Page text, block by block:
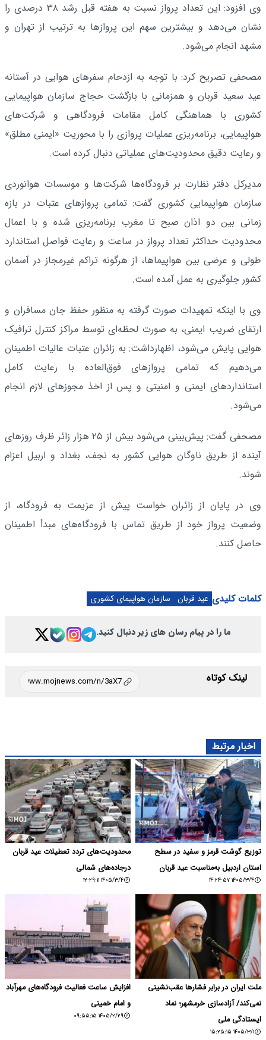
وی افزود: این تعداد پرواز نسبت به هفته قبل رشد ۳۸ درصدی را
نشان می‌دهد و بیشترین سهم این پروازها به ترتیب از تهران و
مشهد انجام می‌شود.
مصحفی تصریح کرد: با توجه به ازدحام سفرهای هوایی در آستانه
عید سعید قربان و همزمانی با بازگشت حجاج سازمان هواپیمایی
کشوری با هماهنگی کامل مقامات فرودگاهی و شرکت‌های
هواپیمایی، برنامه‌ریزی عملیات پروازی را با محوریت «ایمنی مطلق»
و رعایت دقیق محدودیت‌های عملیاتی دنبال کرده است.
مدیرکل دفتر نظارت بر فرودگاه‌ها شرکت‌ها و موسسات هوانوردی
سازمان هواپیمایی کشوری گفت: تمامی پروازهای عتبات در بازه
زمانی بین دو اذان صبح تا مغرب برنامه‌ریزی شده و با اعمال
محدودیت حداکثر تعداد پرواز در ساعت و رعایت فواصل استاندارد
طولی و عرضی بین هواپیماها، از هرگونه تراکم غیرمجاز در آسمان
کشور جلوگیری به عمل آمده است.
وی با اینکه تمهیدات صورت گرفته به منظور حفظ جان مسافران و
ارتقای ضریب ایمنی، به صورت لحظه‌ای توسط مراکز کنترل ترافیک
هوایی پایش می‌شود، اظهارداشت: به زائران عتبات عالیات اطمینان
می‌دهیم که تمامی پروازهای فوق‌العاده با رعایت کامل
استانداردهای ایمنی و امنیتی و پس از اخذ مجوزهای لازم انجام
می‌شود.
مصحفی گفت: پیش‌بینی می‌شود بیش از ۲۵ هزار زائر ظرف روزهای
آینده از طریق ناوگان هوایی کشور به نجف، بغداد و اربیل اعزام
شوند.
وی در پایان از زائران خواست پیش از عزیمت به فرودگاه، از
وضعیت پرواز خود از طریق تماس با فرودگاه‌های مبدأ اطمینان
حاصل کنند.
کلمات کلیدی عید قربان سازمان هواپیمای کشوری
ما را در پیام رسان های زیر دنبال کنید.
لینک کوتاه
اخبار مرتبط
توزیع گوشت قرمز و سفید در سطح
استان اردبیل به‌مناسبت عید قربان
۱۴۰۵/۳/۴ ۱۴:۲۴:۵۷
محدودیت‌های تردد تعطیلات عید قربان
درجاده‌های شمالی
۱۴۰۵/۳/۴ ۱۲:۲۹:۱۱
ملت ایران در برابر فشارها عقب‌نشینی
نمی‌کند/ آزادسازی خرمشهر؛ نماد
ایستادگی ملی
۱۴۰۵/۳/۱ ۱۵:۲۵:۱۵
افزایش ساعت فعالیت فرودگاه‌های مهرآباد
و امام خمینی
۱۴۰۵/۲/۲۹ ۰۹:۵۵:۱۵